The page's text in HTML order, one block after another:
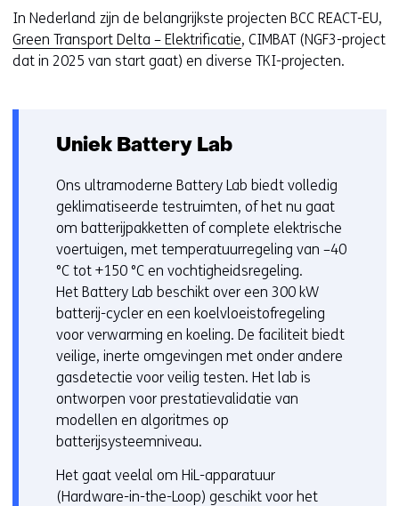
In Nederland zijn de belangrijkste projecten BCC REACT-EU,
Green Transport Delta – Elektrificatie, CIMBAT (NGF3-project
dat in 2025 van start gaat) en diverse TKI-projecten.
Uniek Battery Lab
Ons ultramoderne Battery Lab biedt volledig
geklimatiseerde testruimten, of het nu gaat
om batterijpakketten of complete elektrische
voertuigen, met temperatuurregeling van –40
°C tot +150 °C en vochtigheidsregeling.
Het Battery Lab beschikt over een 300 kW
batterij-cycler en een koelvloeistofregeling
voor verwarming en koeling. De faciliteit biedt
veilige, inerte omgevingen met onder andere
gasdetectie voor veilig testen. Het lab is
ontworpen voor prestatievalidatie van
modellen en algoritmes op
batterijsysteemniveau.
Het gaat veelal om HiL-apparatuur
(Hardware-in-the-Loop) geschikt voor het